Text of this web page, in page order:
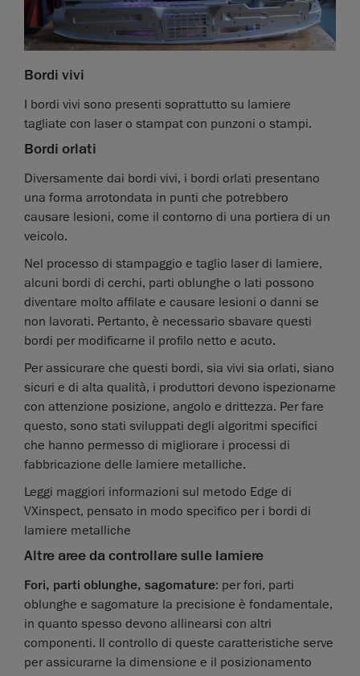
Bordi vivi
I bordi vivi sono presenti soprattutto su lamiere
tagliate con laser o stampat con punzoni o stampi.
Bordi orlati
Diversamente dai bordi vivi, i bordi orlati presentano
una forma arrotondata in punti che potrebbero
causare lesioni, come il contorno di una portiera di un
veicolo.
Nel processo di stampaggio e taglio laser di lamiere,
alcuni bordi di cerchi, parti oblunghe o lati possono
diventare molto affilate e causare lesioni o danni se
non lavorati. Pertanto, è necessario sbavare questi
bordi per modificarne il profilo netto e acuto.
Per assicurare che questi bordi, sia vivi sia orlati, siano
sicuri e di alta qualità, i produttori devono ispezionarne
con attenzione posizione, angolo e drittezza. Per fare
questo, sono stati sviluppati degli algoritmi specifici
che hanno permesso di migliorare i processi di
fabbricazione delle lamiere metalliche.
Leggi maggiori informazioni sul metodo Edge di
VXinspect, pensato in modo specifico per i bordi di
lamiere metalliche
Altre aree da controllare sulle lamiere
Fori, parti oblunghe, sagomature: per fori, parti
oblunghe e sagomature la precisione è fondamentale,
in quanto spesso devono allinearsi con altri
componenti. Il controllo di queste caratteristiche serve
per assicurarne la dimensione e il posizionamento